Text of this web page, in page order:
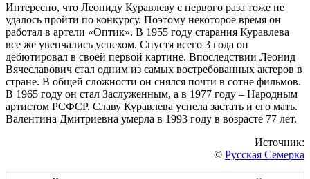
Интересно, что Леониду Куравлеву с первого раза тоже не
удалось пройти по конкурсу. Поэтому некоторое время он
работал в артели «Оптик». В 1955 году старания Куравлева
все же увенчались успехом. Спустя всего 3 года он
дебютировал в своей первой картине. Впоследствии Леонид
Вячеславович стал одним из самых востребованных актеров в
стране. В общей сложности он снялся почти в сотне фильмов.
В 1965 году он стал Заслуженным, а в 1977 году – Народным
артистом РСФСР. Славу Куравлева успела застать и его мать.
Валентина Дмитриевна умерла в 1993 году в возрасте 77 лет.
Источник:
© Русская Семерка